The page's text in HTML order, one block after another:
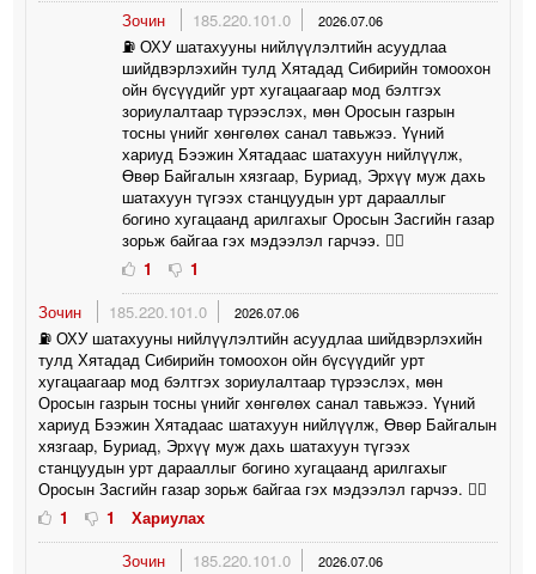
Зочин
185.220.101.0 2026.07.06
⛽️ ОХУ шатахууны нийлүүлэлтийн асуудлаа
шийдвэрлэхийн тулд Хятадад Сибирийн томоохон
ойн бүсүүдийг урт хугацаагаар мод бэлтгэх
зориулалтаар түрээслэх, мөн Оросын газрын
тосны үнийг хөнгөлөх санал тавьжээ. Үүний
хариуд Бээжин Хятадаас шатахуун нийлүүлж,
Өвөр Байгалын хязгаар, Буриад, Эрхүү муж дахь
шатахуун түгээх станцуудын урт дарааллыг
богино хугацаанд арилгахыг Оросын Засгийн газар
зорьж байгаа гэх мэдээлэл гарчээ. 🤦‍♀️
1
1
Зочин
185.220.101.0 2026.07.06
⛽️ ОХУ шатахууны нийлүүлэлтийн асуудлаа шийдвэрлэхийн
тулд Хятадад Сибирийн томоохон ойн бүсүүдийг урт
хугацаагаар мод бэлтгэх зориулалтаар түрээслэх, мөн
Оросын газрын тосны үнийг хөнгөлөх санал тавьжээ. Үүний
хариуд Бээжин Хятадаас шатахуун нийлүүлж, Өвөр Байгалын
хязгаар, Буриад, Эрхүү муж дахь шатахуун түгээх
станцуудын урт дарааллыг богино хугацаанд арилгахыг
Оросын Засгийн газар зорьж байгаа гэх мэдээлэл гарчээ. 🤦‍♀️
1
1
Хариулах
Зочин
185.220.101.0 2026.07.06